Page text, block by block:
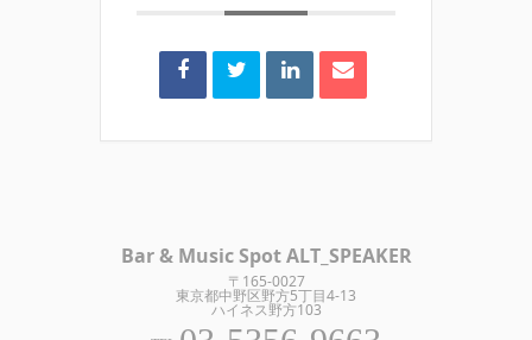
Bar & Music Spot ALT_SPEAKER
〒165-0027
東京都中野区野方5丁目4-13
ハイネス野方103